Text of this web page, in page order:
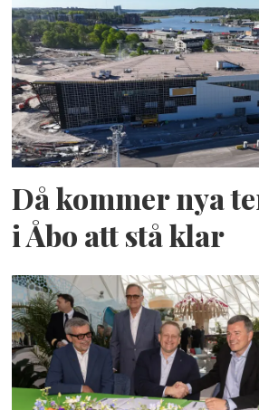
Då kommer nya
i Åbo att stå klar